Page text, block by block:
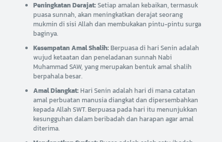
Peningkatan Derajat:Setiap amalan kebaikan, termasuk
puasa sunnah, akan meningkatkan derajat seorang
mukmin di sisi Allah dan membukakan pintu-pintu surga
baginya.
Kesempatan Amal Shalih:Berpuasa di hari Senin adalah
wujud ketaatan dan peneladanan sunnah Nabi
Muhammad SAW, yang merupakan bentuk amal shalih
berpahala besar.
Amal Diangkat:Hari Senin adalah hari di mana catatan
amal perbuatan manusia diangkat dan dipersembahkan
kepada Allah SWT. Berpuasa pada hari itu menunjukkan
kesungguhan dalam beribadah dan harapan agar amal
diterima.